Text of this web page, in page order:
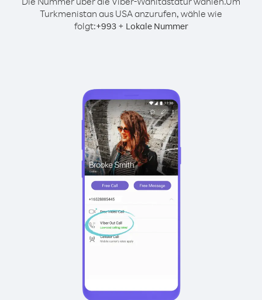
Turkmenistan aus USA anzurufen, wähle wie
folgt:+993+ Lokale Nummer